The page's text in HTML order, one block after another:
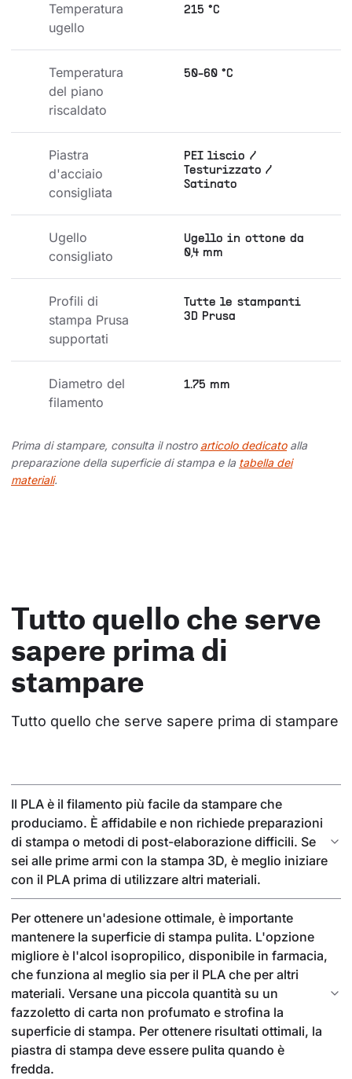
Temperatura
ugello
215 °C
Temperatura
del piano
riscaldato
50-60 °C
Piastra
d'acciaio
consigliata
PEI liscio /
Testurizzato /
Satinato
Ugello
consigliato
Ugello in ottone da
0,4 mm
Profili di
stampa Prusa
supportati
Tutte le stampanti
3D Prusa
Diametro del
filamento
1.75 mm
Prima di stampare, consulta il nostro articolo dedicatoalla
preparazione della superficie di stampa e la tabella dei
materiali.
Tutto quello che serve
sapere prima di
stampare
Tutto quello che serve sapere prima di stampare
Il PLA è il filamento più facile da stampare che
produciamo. È affidabile e non richiede preparazioni
di stampa o metodi di post-elaborazione difficili. Se
sei alle prime armi con la stampa 3D, è meglio iniziare
con il PLA prima di utilizzare altri materiali.
Per ottenere un'adesione ottimale, è importante
mantenere la superficie di stampa pulita. L'opzione
migliore è l'alcol isopropilico, disponibile in farmacia,
che funziona al meglio sia per il PLA che per altri
materiali. Versane una piccola quantità su un
fazzoletto di carta non profumato e strofina la
superficie di stampa. Per ottenere risultati ottimali, la
piastra di stampa deve essere pulita quando è
fredda.